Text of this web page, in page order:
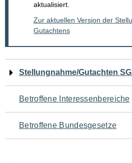
aktualisiert.
Zur aktuellen Version der
Gutachtens
Navigation
für
den
Seiteninhalt
Stellungnahme/Gutachten
Betroffene Interessenbereiche
Betroffene Bundesgesetze